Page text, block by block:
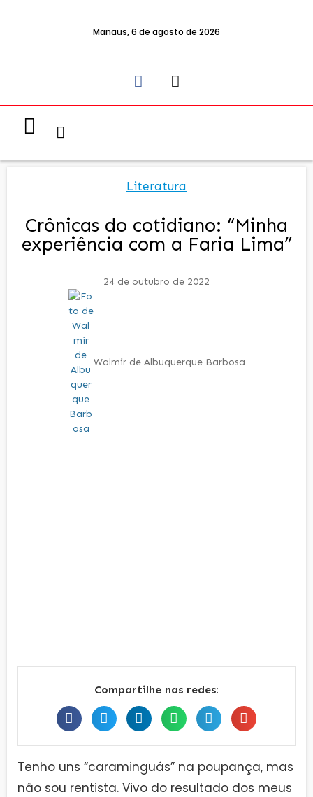
Manaus, 6 de agosto de 2026
Literatura
Crônicas do cotidiano: “Minha
experiência com a Faria Lima”
24 de outubro de 2022
Walmir de Albuquerque Barbosa
Compartilhe nas redes:
Tenho uns “caraminguás” na poupança, mas
não sou rentista. Vivo do resultado dos meus